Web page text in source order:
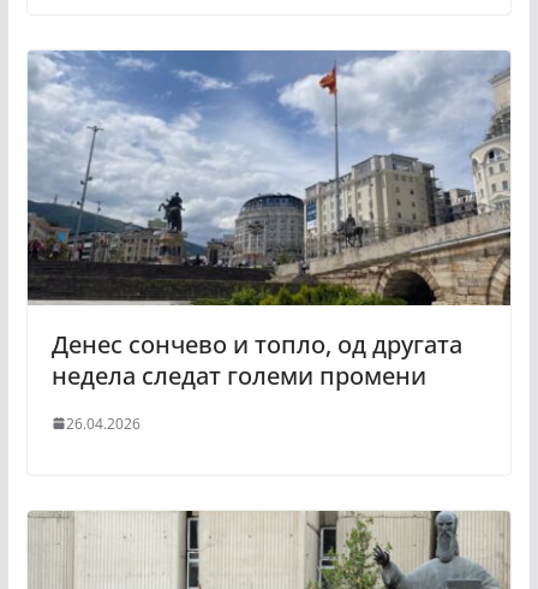
Денес сончево и топло, од другата
недела следат големи промени
26.04.2026